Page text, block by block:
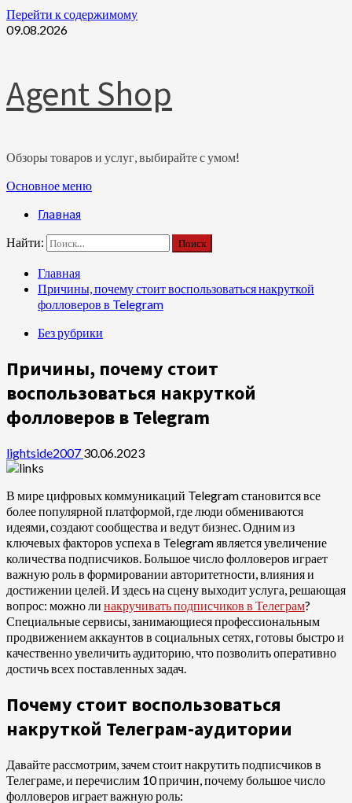
Перейти к содержимому
09.08.2026
Agent Shop
Обзоры товаров и услуг, выбирайте с умом!
Основное меню
Главная
Найти:
Главная
Причины, почему стоит воспользоваться накруткой
фолловеров в Telegram
Без рубрики
Причины, почему стоит
воспользоваться накруткой
фолловеров в Telegram
lightside2007 30.06.2023
В мире цифровых коммуникаций Telegram становится все
более популярной платформой, где люди обмениваются
идеями, создают сообщества и ведут бизнес. Одним из
ключевых факторов успеха в Telegram является увеличение
количества подписчиков. Большое число фолловеров играет
важную роль в формировании авторитетности, влияния и
достижении целей. И здесь на сцену выходит услуга, решающая
вопрос: можно ли накручивать подписчиков в Телеграм?
Специальные сервисы, занимающиеся профессиональным
продвижением аккаунтов в социальных сетях, готовы быстро и
качественно увеличить аудиторию, что позволить оперативно
достичь всех поставленных задач.
Почему стоит воспользоваться
накруткой Телеграм-аудитории
Давайте рассмотрим, зачем стоит накрутить подписчиков в
Телеграме, и перечислим 10 причин, почему большое число
фолловеров играет важную роль: